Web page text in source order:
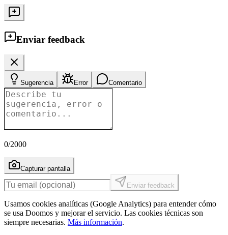
Enviar feedback
Sugerencia Error Comentario
0/2000
Capturar pantalla
Enviar feedback
Usamos cookies analíticas (Google Analytics) para entender cómo
se usa Doomos y mejorar el servicio. Las cookies técnicas son
siempre necesarias. Más información.